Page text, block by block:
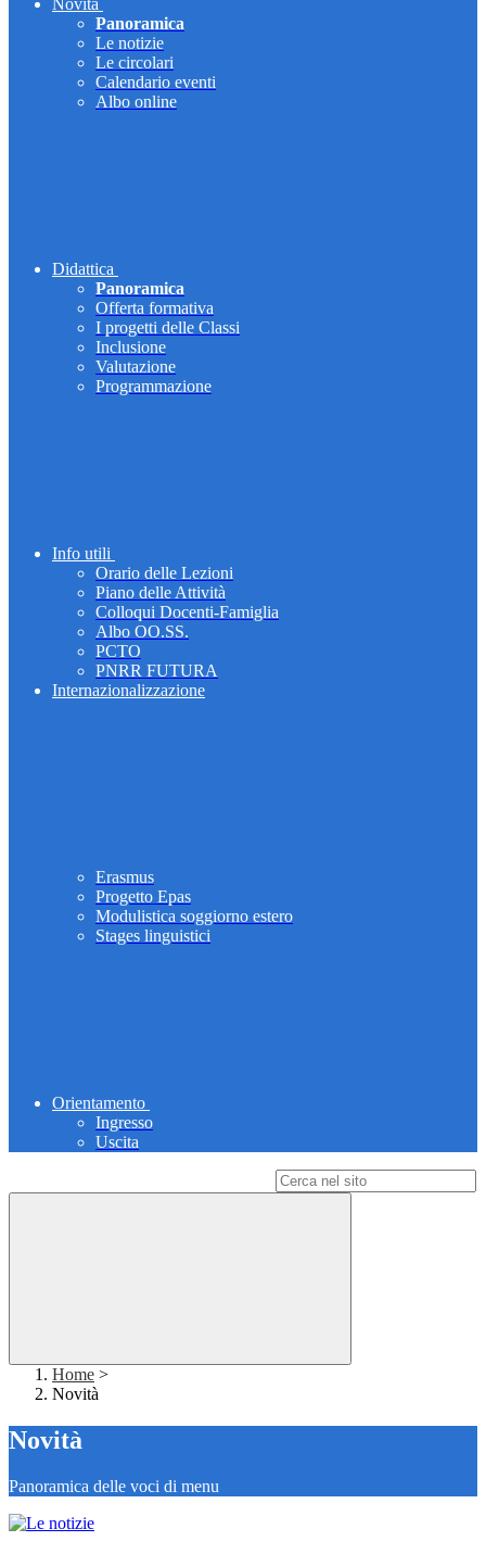
Novità
Panoramica
Le notizie
Le circolari
Calendario eventi
Albo online
Didattica
Panoramica
Offerta formativa
I progetti delle Classi
Inclusione
Valutazione
Programmazione
Info utili
Orario delle Lezioni
Piano delle Attività
Colloqui Docenti-Famiglia
Albo OO.SS.
PCTO
PNRR FUTURA
Internazionalizzazione
Erasmus
Progetto Epas
Modulistica soggiorno estero
Stages linguistici
Orientamento
Ingresso
Uscita
Home >
Novità
Novità
Panoramica delle voci di menu